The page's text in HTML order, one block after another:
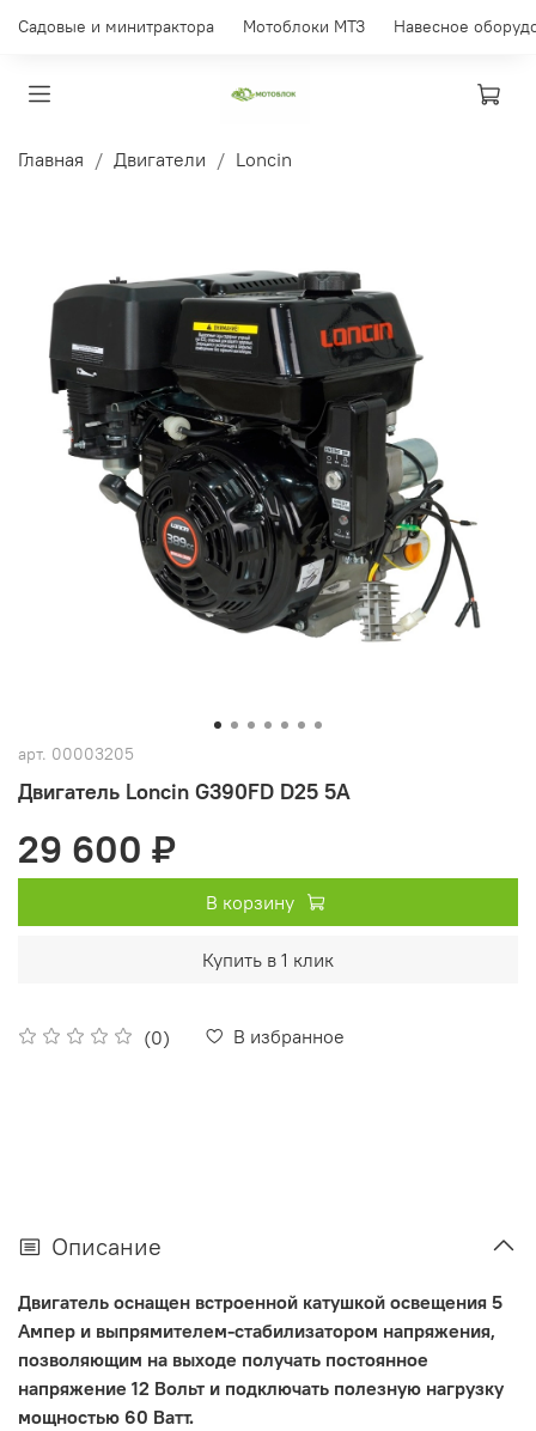
Садовые и минитрактора Мотоблоки МТЗ Навесное
Главная Двигатели Loncin
арт. 00003205
Двигатель Loncin G390FD D25 5А
(0) В избранное
29 600 ₽
В корзину
Купить в 1 клик
Описание
Двигатель оснащен встроенной катушкой освещения 5
Ампер и выпрямителем-стабилизатором напряжения,
позволяющим на выходе получать постоянное
напряжение 12 Вольт и подключать полезную нагрузку
мощностью 60 Ватт.